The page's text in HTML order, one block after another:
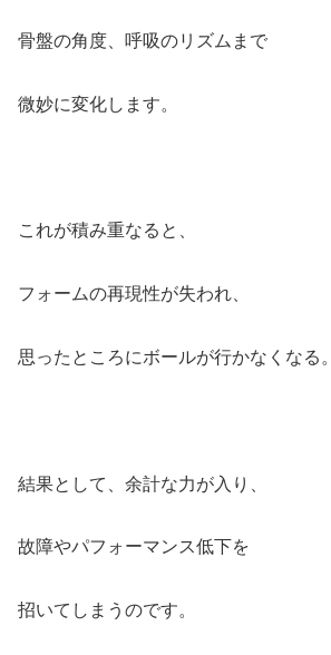
骨盤の角度、呼吸のリズムまで
微妙に変化します。
これが積み重なると、
フォームの再現性が失われ、
思ったところにボールが行かなくなる。
結果として、余計な力が入り、
故障やパフォーマンス低下を
招いてしまうのです。